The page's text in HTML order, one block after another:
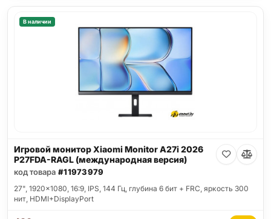
В наличии
Игровой монитор Xiaomi Monitor A27i 2026
P27FDA-RAGL (международная версия)
код товара #11973979
27", 1920x1080, 16:9, IPS, 144 Гц, глубина 6 бит + FRC, яркость 300
нит, HDMI+DisplayPort